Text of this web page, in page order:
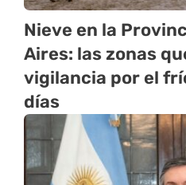
Nieve en la
Aires: las zonas
vigilancia por el
días